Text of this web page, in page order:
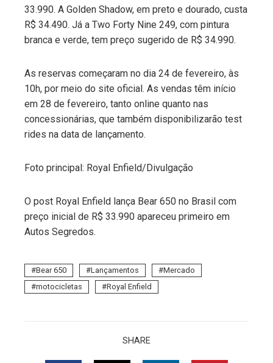
33.990. A Golden Shadow, em preto e dourado, custa
R$ 34.490. Já a Two Forty Nine 249, com pintura
branca e verde, tem preço sugerido de R$ 34.990.
As reservas começaram no dia 24 de fevereiro, às
10h, por meio do site oficial. As vendas têm início
em 28 de fevereiro, tanto online quanto nas
concessionárias, que também disponibilizarão test
rides na data de lançamento.
Foto principal: Royal Enfield/Divulgação
O post Royal Enfield lança Bear 650 no Brasil com
preço inicial de R$ 33.990 apareceu primeiro em
Autos Segredos.
Bear 650 Lançamentos
Mercado
motocicletas
Royal Enfield
SHARE